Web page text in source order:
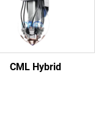
CML Hybrid